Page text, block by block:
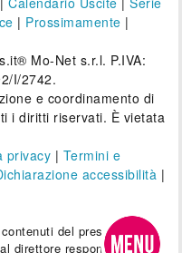
| Prossimamente |
Mo-Net s.r.l. P.IVA:
I/2742.
e coordinamento di
i diritti riservati. È vietata
privacy | Termini e
accessibilità |
del presente sito
direttore responsabile.